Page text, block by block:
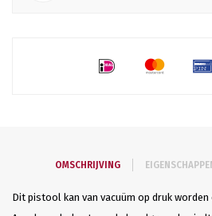
OMSCHRIJVING
Dit pistool kan van vacuüm op druk